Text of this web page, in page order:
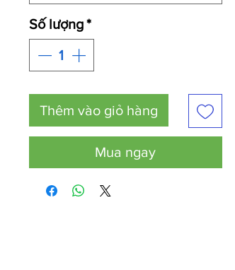
Số lượng*
Thêm vào giỏ hàng
Mua ngay